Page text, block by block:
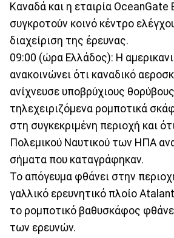
Καναδά και η εταιρία OceanGate
συγκροτούν κοινό κέντρο
διαχείριση της έρευνας.
09:00 (ώρα Ελλάδος): Η
ανακοινώνει ότι καναδικό
ανίχνευσε υποβρύχιους
τηλεχειριζόμενα ρομποτικά
στη συγκεκριμένη περιοχή και
Πολεμικού Ναυτικού των ΗΠΑ
σήματα που καταγράφηκαν.
Το απόγευμα φθάνει στην
γαλλικό ερευνητικό πλοίο
το ρομποτικό βαθυσκάφος
των ερευνών.